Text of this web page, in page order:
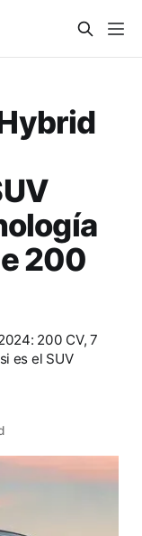
200
200 CV, 7
es el SUV